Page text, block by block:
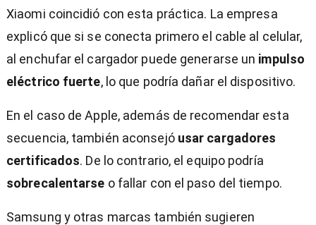
Xiaomi coincidió con esta práctica. La empresa
explicó que si se conecta primero el cable al celular,
al enchufar el cargador puede generarse un impulso
eléctrico fuerte, lo que podría dañar el dispositivo.
En el caso de Apple, además de recomendar esta
secuencia, también aconsejó usar cargadores
certificados. De lo contrario, el equipo podría
sobrecalentarse o fallar con el paso del tiempo.
Samsung y otras marcas también sugieren